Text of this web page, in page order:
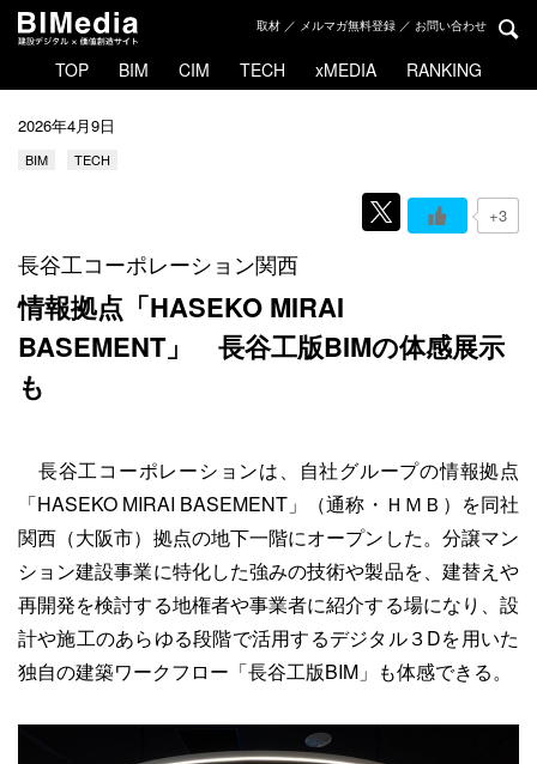
取材 ／ メルマガ無料登録 ／ お問い合わせ
TOP BIM CIM TECH xMEDIA RANKING
2026年4月9日
BIM TECH
+3
長谷工コーポレーション関西
情報拠点「HASEKO MIRAI
BASEMENT」
長谷工版BIMの体感展示
も
長谷工コーポレーションは、自社グループの情報拠点
「HASEKO MIRAI BASEMENT」（通称・ＨＭＢ）を同社
関西（大阪市）拠点の地下一階にオープンした。分譲マン
ション建設事業に特化した強みの技術や製品を、建替えや
再開発を検討する地権者や事業者に紹介する場になり、設
計や施工のあらゆる段階で活用するデジタル３Dを用いた
独自の建築ワークフロー「長谷工版BIM」も体感できる。